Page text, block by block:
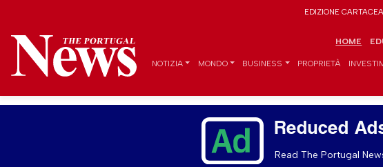
EDIZIONE CARTACEA
HOME
NOTIZIA MONDO BUSINESS PROPRIETÀ
Reduced
Read The Portugal